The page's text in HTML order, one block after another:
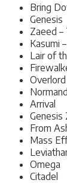
Bring
Genesis
Zaeed
Kasumi
Lair of
Overlord
Arrival
Genesis
From
Mass
Omega
Citadel